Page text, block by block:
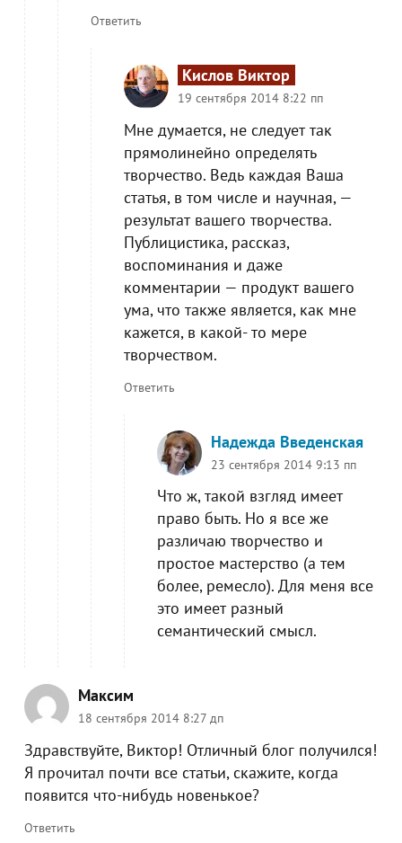
Ответить
Кислов Виктор
19 сентября 2014 8:22 пп
Мне думается, не следует так
прямолинейно определять
творчество. Ведь каждая Ваша
статья, в том числе и научная, —
результат вашего творчества.
Публицистика, рассказ,
воспоминания и даже
комментарии — продукт вашего
ума, что также является, как мне
кажется, в какой- то мере
творчеством.
Ответить
Надежда Введенская
23 сентября 2014 9:13 пп
Что ж, такой взгляд имеет
право быть. Но я все же
различаю творчество и
простое мастерство (а тем
более, ремесло). Для меня все
это имеет разный
семантический смысл.
Максим
18 сентября 2014 8:27 дп
Здравствуйте, Виктор! Отличный блог получился!
Я прочитал почти все статьи, скажите, когда
появится что-нибудь новенькое?
Ответить